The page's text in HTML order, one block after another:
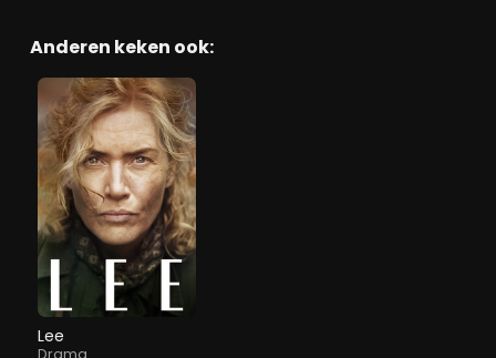
Anderen keken ook:
Lee